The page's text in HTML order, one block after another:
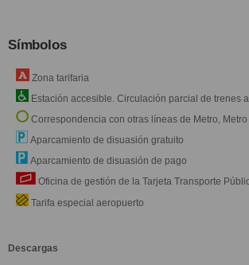
Símbolos
Zona tarifaria
Estación accesible. Circulación parcial de trenes
Correspondencia con otras líneas de Metro,
Aparcamiento de disuasión gratuito
Aparcamiento de disuasión de pago
Oficina de gestión de la Tarjeta Transporte
Tarifa especial aeropuerto
Descargas